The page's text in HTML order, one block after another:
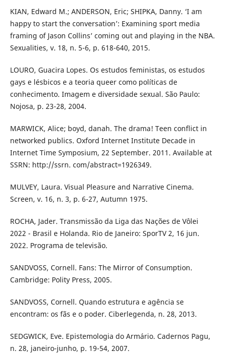
KIAN, Edward M.; ANDERSON, Eric; SHIPKA, Danny. ‘I am
happy to start the conversation’: Examining sport media
framing of Jason Collins’ coming out and playing in the NBA.
Sexualities, v. 18, n. 5-6, p. 618-640, 2015.
LOURO, Guacira Lopes. Os estudos feministas, os estudos
gays e lésbicos e a teoria queer como políticas de
conhecimento. Imagem e diversidade sexual. São Paulo:
Nojosa, p. 23-28, 2004.
MARWICK, Alice; boyd, danah. The drama! Teen conflict in
networked publics. Oxford Internet Institute Decade in
Internet Time Symposium, 22 September. 2011. Available at
SSRN: http://ssrn. com/abstract=1926349.
MULVEY, Laura. Visual Pleasure and Narrative Cinema.
Screen, v. 16, n. 3, p. 6-27, Autumn 1975.
ROCHA, Jader. Transmissão da Liga das Nações de Vôlei
2022 - Brasil e Holanda. Rio de Janeiro: SporTV 2, 16 jun.
2022. Programa de televisão.
SANDVOSS, Cornell. Fans: The Mirror of Consumption.
Cambridge: Polity Press, 2005.
SANDVOSS, Cornell. Quando estrutura e agência se
encontram: os fãs e o poder. Ciberlegenda, n. 28, 2013.
SEDGWICK, Eve. Epistemologia do Armário. Cadernos Pagu,
n. 28, janeiro-junho, p. 19-54, 2007.